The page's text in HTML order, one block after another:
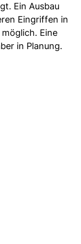
Ein Ausbau
Eingriffen in
Eine
in Planung.